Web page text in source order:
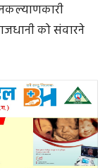
को संवारने